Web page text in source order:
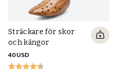
Sträckare för skor
och kängor
40 USD